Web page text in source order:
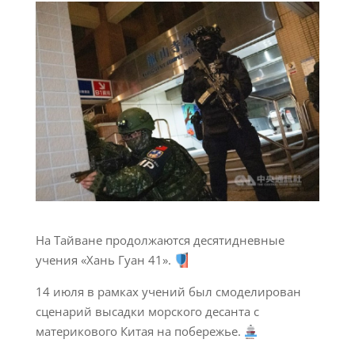
На Тайване продолжаются десятидневные
учения «Хань Гуан 41».
14 июля в рамках учений был смоделирован
сценарий высадки морского десанта с
материкового Китая на побережье.